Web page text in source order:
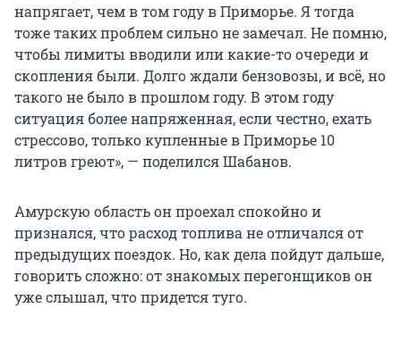
напрягает, чем в том году в Приморье. Я тогда
тоже таких проблем сильно не замечал. Не помню,
чтобы лимиты вводили или какие-то очереди и
скопления были. Долго ждали бензовозы, и всё, но
такого не было в прошлом году. В этом году
ситуация более напряженная, если честно, ехать
стрессово, только купленные в Приморье 10
литров греют», — поделился Шабанов.
Амурскую область он проехал спокойно и
признался, что расход топлива не отличался от
предыдущих поездок. Но, как дела пойдут дальше,
говорить сложно: от знакомых перегонщиков он
уже слышал, что придется туго.